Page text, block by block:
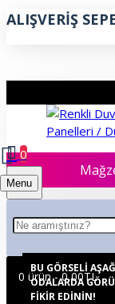
ALIŞVERIŞ
Menu
0
0 ürün - 0,00TL
BU GÖRSELI
ODALARDA
FIKIR EDININ!